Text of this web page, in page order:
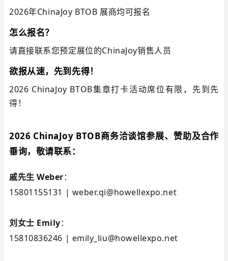
2026年ChinaJoy BTOB 展商均可报名
怎么报名？
请直接联系您预定展位的ChinaJoy销售人员
欲报从速，先到先得！
2026 ChinaJoy BTOB集章打卡活动席位有限，先到先
得！
2026 ChinaJoy BTOB商务洽谈馆参展、赞助及合作
垂询，敬请联系：
戚先生 Weber：
15801155131 | weber.qi@howellexpo.net
刘女士 Emily：
15810836246 | emily_liu@howellexpo.net